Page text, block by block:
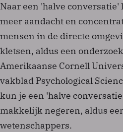
Naar een 'halve
meer aandacht en
mensen in de directe
kletsen, aldus een
Amerikaanse Cornell
vakblad Psychological
kun je een 'halve
makkelijk negeren, aldus
wetenschappers.